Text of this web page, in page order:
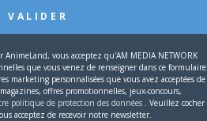
vous acceptez qu'AM MEDIA NETWORK
que vous venez de renseigner dans ce formulaire
marketing personnalisées que vous avez acceptées de
offres promotionnelles, jeux-concours,
politique de protection des données . Veuillez cocher
acceptez de recevoir notre newsletter.